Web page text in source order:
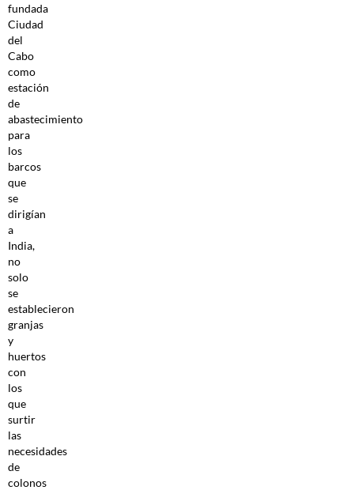
fundada
Ciudad
del
Cabo
como
estación
de
abastecimiento
para
los
barcos
que
se
dirigían
a
India,
no
solo
se
establecieron
granjas
y
huertos
con
los
que
surtir
las
necesidades
de
colonos